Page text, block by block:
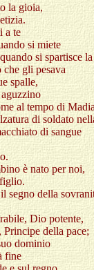
la gioia,
a te
si miete
si spartisce
gli pesava
spalle,
al tempo di
di soldato
di sangue
è nato per noi,
segno della
Dio potente,
Principe della pace;
dominio
fine